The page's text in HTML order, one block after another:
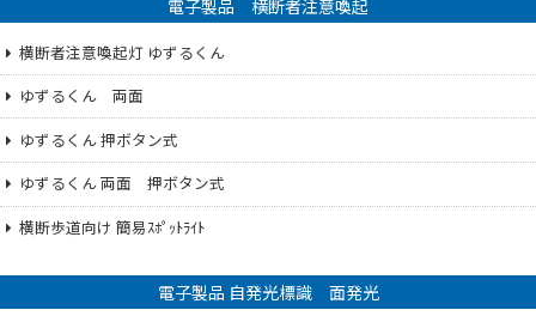
電子製品 横断者注意喚起
横断者注意喚起灯 ゆずるくん
ゆずるくん 両面
ゆずるくん 押ボタン式
ゆずるくん 両面 押ボタン式
横断歩道向け 簡易ｽﾎﾟｯﾄﾗｲﾄ
電子製品 自発光標識 面発光